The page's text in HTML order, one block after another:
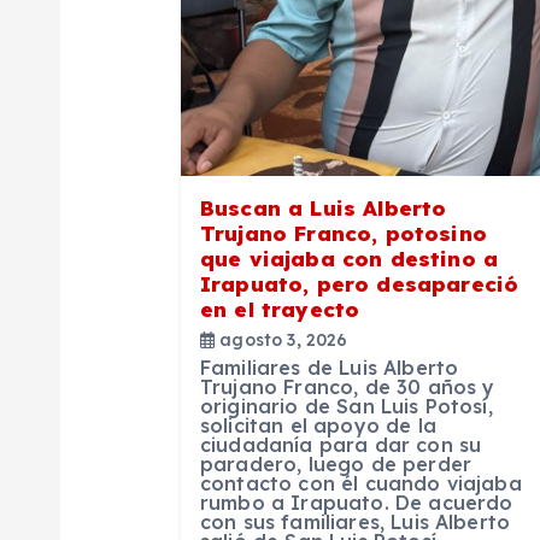
Buscan a Luis Alberto
Trujano Franco, potosino
que viajaba con destino a
Irapuato, pero desapareció
en el trayecto
agosto 3, 2026
Familiares de Luis Alberto
Trujano Franco, de 30 años y
originario de San Luis Potosí,
solicitan el apoyo de la
ciudadanía para dar con su
paradero, luego de perder
contacto con él cuando viajaba
rumbo a Irapuato. De acuerdo
con sus familiares, Luis Alberto